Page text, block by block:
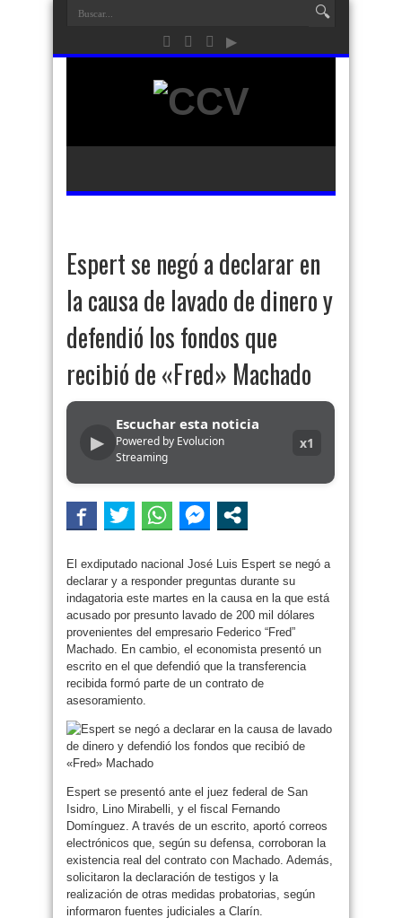
Espert se negó a declarar en
la causa de lavado de dinero y
defendió los fondos que
recibió de «Fred» Machado
▶
Escuchar esta noticia
Powered by Evolucion
Streaming
x1
El exdiputado nacional José Luis Espert se negó a
declarar y a responder preguntas durante su
indagatoria este martes en la causa en la que está
acusado por presunto lavado de 200 mil dólares
provenientes del empresario Federico “Fred”
Machado. En cambio, el economista presentó un
escrito en el que defendió que la transferencia
recibida formó parte de un contrato de
asesoramiento.
Espert se presentó ante el juez federal de San
Isidro, Lino Mirabelli, y el fiscal Fernando
Domínguez. A través de un escrito, aportó correos
electrónicos que, según su defensa, corroboran la
existencia real del contrato con Machado. Además,
solicitaron la declaración de testigos y la
realización de otras medidas probatorias, según
informaron fuentes judiciales a Clarín.